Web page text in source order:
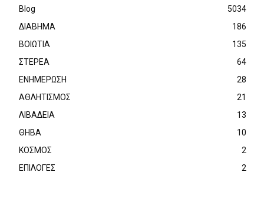
Blog
5034
ΔΙΑΒΗΜΑ
186
ΒΟΙΩΤΙΑ
135
ΣΤΕΡΕΑ
64
ΕΝΗΜΕΡΩΣΗ
28
ΑΘΛΗΤΙΣΜΟΣ
21
ΛΙΒΑΔΕΙΑ
13
ΘΗΒΑ
10
ΚΟΣΜΟΣ
2
ΕΠΙΛΟΓΕΣ
2